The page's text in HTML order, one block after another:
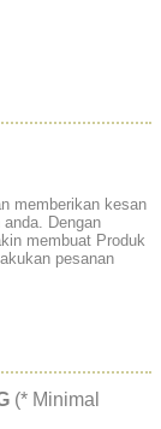
memberikan kesan
Dengan
membuat Produk
pesanan
(* Minimal